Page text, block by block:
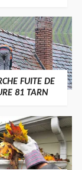
FUITE DE
81 TARN